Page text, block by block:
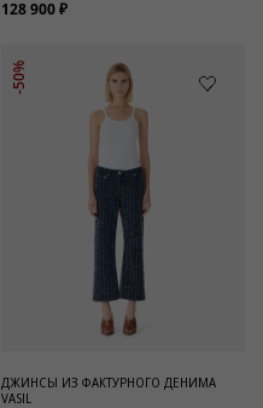
128 900 ₽
-50%
ДЖИНСЫ ИЗ ФАКТУРНОГО ДЕНИМА
VASIL